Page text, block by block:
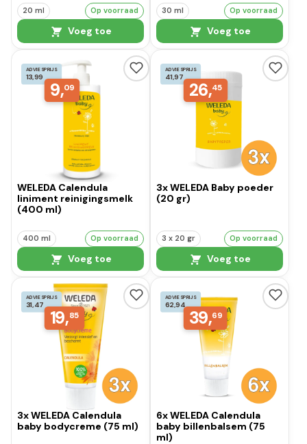
20 ml Op voorraad
Voeg toe
30 ml Op voorraad
Voeg toe
ADVIESPRIJS
13,99
9,09
WELEDA Calendula
liniment reinigingsmelk
(400 ml)
400 ml Op voorraad
Voeg toe
ADVIESPRIJS
41,97
26,45
3x WELEDA Baby poeder
(20 gr)
3 x 20 gr Op voorraad
Voeg toe
ADVIESPRIJS
31,47
19,85
3x WELEDA Calendula
baby bodycreme (75 ml)
ADVIESPRIJS
62,94
39,69
6x WELEDA Calendula
baby billenbalsem (75
ml)